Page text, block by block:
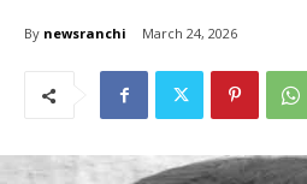
By newsranchi March 24, 2026